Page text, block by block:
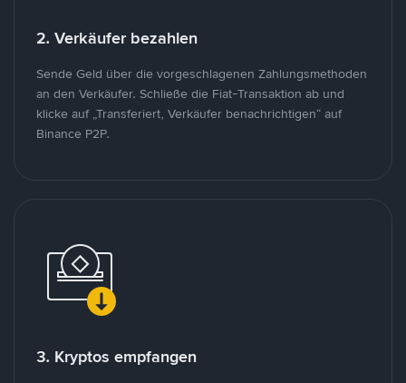
2. Verkäufer bezahlen
Sende Geld über die vorgeschlagenen Zahlungsmethoden
an den Verkäufer. Schließe die Fiat-Transaktion ab und
klicke auf „Transferiert, Verkäufer benachrichtigen“ auf
Binance P2P.
3. Kryptos empfangen